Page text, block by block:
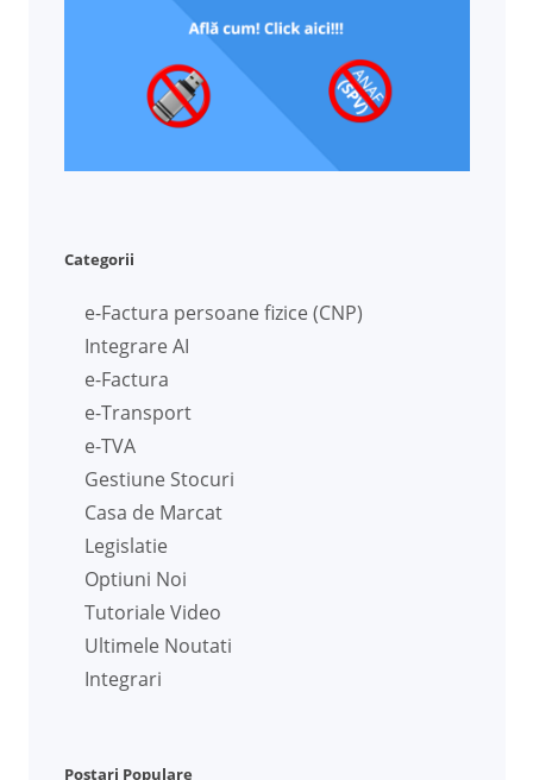
Categorii
e-Factura persoane fizice (CNP)
Integrare AI
e-Factura
e-Transport
e-TVA
Gestiune Stocuri
Casa de Marcat
Legislatie
Optiuni Noi
Tutoriale Video
Ultimele Noutati
Integrari
Postari Populare